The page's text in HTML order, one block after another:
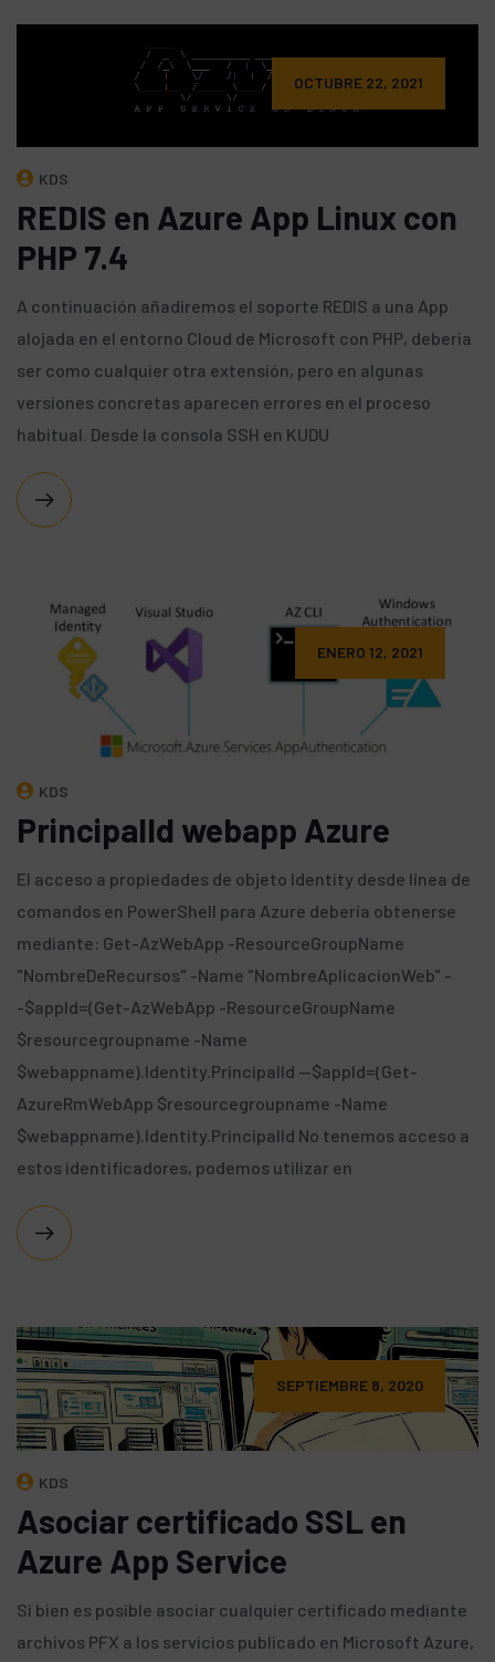
OCTUBRE 22, 2021
KDS
REDIS en Azure App Linux con
PHP 7.4
A continuación añadiremos el soporte REDIS a una App
alojada en el entorno Cloud de Microsoft con PHP, debería
ser como cualquier otra extensión, pero en algunas
versiones concretas aparecen errores en el proceso
habitual. Desde la consola SSH en KUDU
ENERO 12, 2021
KDS
PrincipalId webapp Azure
El acceso a propiedades de objeto Identity desde línea de
comandos en PowerShell para Azure debería obtenerse
mediante: Get-AzWebApp -ResourceGroupName
"NombreDeRecursos" -Name "NombreAplicacionWeb" -
-$appId=(Get-AzWebApp -ResourceGroupName
$resourcegroupname -Name
$webappname).Identity.PrincipalId --$appId=(Get-
AzureRmWebApp $resourcegroupname -Name
$webappname).Identity.PrincipalId No tenemos acceso a
estos identificadores, podemos utilizar en
SEPTIEMBRE 8, 2020
KDS
Asociar certificado SSL en
Azure App Service
Si bien es posible asociar cualquier certificado mediante
archivos PFX a los servicios publicado en Microsoft Azure,